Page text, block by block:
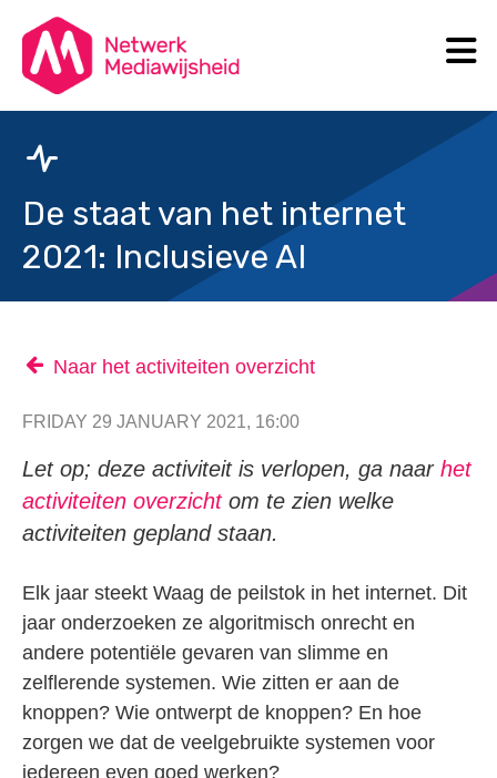
De staat van het internet
2021: Inclusieve AI
Naar het activiteiten overzicht
FRIDAY 29 JANUARY 2021, 16:00
Let op; deze activiteit is verlopen, ga naar het
activiteiten overzichtom te zien welke
activiteiten gepland staan.
Elk jaar steekt Waag de peilstok in het internet. Dit
jaar onderzoeken ze algoritmisch onrecht en
andere potentiële gevaren van slimme en
zelflerende systemen. Wie zitten er aan de
knoppen? Wie ontwerpt de knoppen? En hoe
zorgen we dat de veelgebruikte systemen voor
iedereen even goed werken?